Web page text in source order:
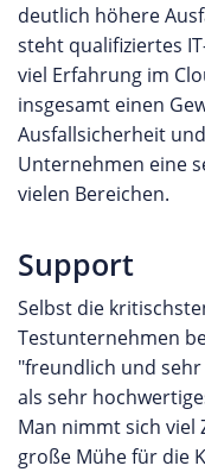
deutlich höhere
steht qualifiziertes
viel Erfahrung im
insgesamt einen
Ausfallsicherheit
Unternehmen eine
vielen Bereichen.
Support
Selbst die
Testunternehmen
"freundlich und
als sehr
Man nimmt sich viel
große Mühe für die